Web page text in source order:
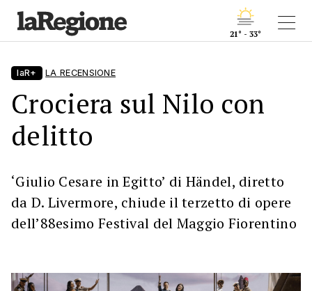
21° - 33°
laR+ LA RECENSIONE
Crociera sul Nilo con
delitto
‘Giulio Cesare in Egitto’ di Händel, diretto
da D. Livermore, chiude il terzetto di opere
dell’88esimo Festival del Maggio Fiorentino